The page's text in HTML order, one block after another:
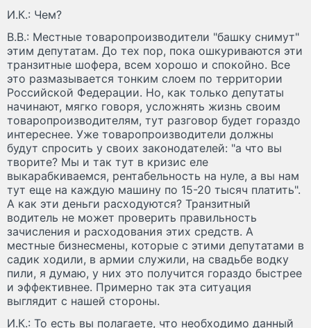
И.К.: Чем?
В.В.: Местные товаропроизводители "башку снимут"
этим депутатам. До тех пор, пока ошкуриваются эти
транзитные шофера, всем хорошо и спокойно. Все
это размазывается тонким слоем по территории
Российской Федерации. Но, как только депутаты
начинают, мягко говоря, усложнять жизнь своим
товаропроизводителям, тут разговор будет гораздо
интереснее. Уже товаропроизводители должны
будут спросить у своих законодателей: "а что вы
творите? Мы и так тут в кризис еле
выкарабкиваемся, рентабельность на нуле, а вы нам
тут еще на каждую машину по 15-20 тысяч платить".
А как эти деньги расходуются? Транзитный
водитель не может проверить правильность
зачисления и расходования этих средств. А
местные бизнесмены, которые с этими депутатами в
садик ходили, в армии служили, на свадьбе водку
пили, я думаю, у них это получится гораздо быстрее
и эффективнее. Примерно так эта ситуация
выглядит с нашей стороны.
И.К.: То есть вы полагаете, что необходимо данный